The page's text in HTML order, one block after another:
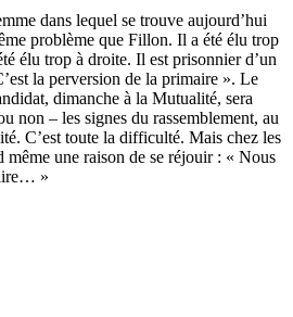
dans lequel se trouve aujourd’hui
problème que Fillon. Il a été élu trop
élu trop à droite. Il est prisonnier d’un
la perversion de la primaire ». Le
dimanche à la Mutualité, sera
non – les signes du rassemblement, au
C’est toute la difficulté. Mais chez les
même une raison de se réjouir : « Nous
»